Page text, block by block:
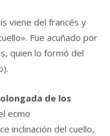
viene del francés y
Fue acuñado por
quien lo formó del
de los
ecmo
inclinación del cuello,